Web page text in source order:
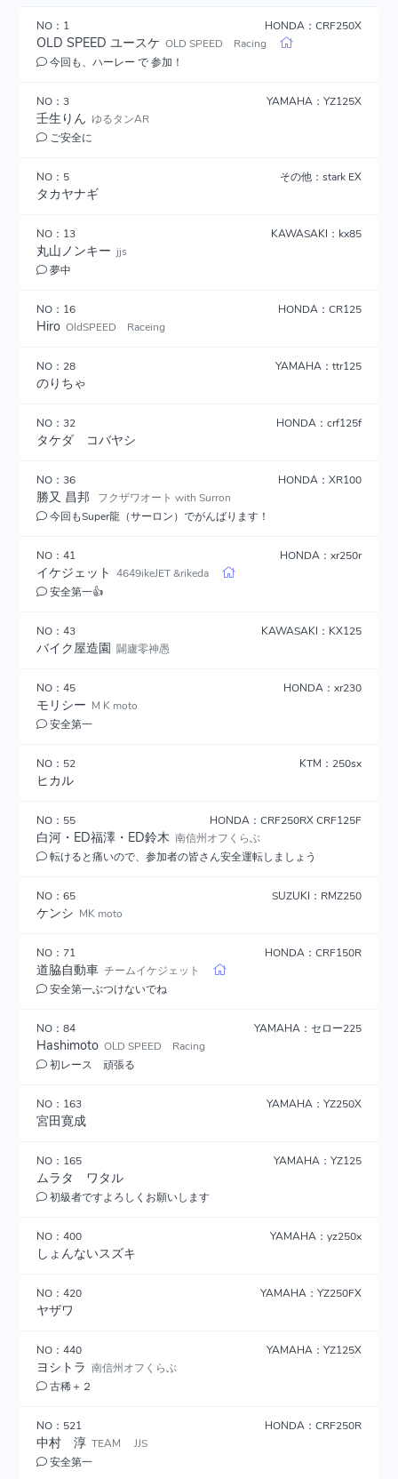
NO：1 HONDA：CRF250X
OLD SPEED ユースケ OLD SPEED Racing
今回も、ハーレー で 参加！
NO：3 YAMAHA：YZ125X
壬生りん ゆるタンAR
ご安全に
NO：5 その他：stark EX
タカヤナギ
NO：13 KAWASAKI：kx85
丸山ノンキー jjs
夢中
NO：16 HONDA：CR125
Hiro OldSPEED Raceing
NO：28 YAMAHA：ttr125
のりちゃ
NO：32 HONDA：crf125f
タケダ コバヤシ
NO：36 HONDA：XR100
勝又 昌邦
フクザワオート with Surron
今回もSuper龍（サーロン）でがんばります！
NO：41 HONDA：xr250r
イケジェット 4649ikeJET &rikeda
安全第一👍
NO：43 KAWASAKI：KX125
バイク屋造園 闢廬零神愚
NO：45 HONDA：xr230
モリシー M K moto
安全第一
NO：52 KTM：250sx
ヒカル
NO：55 HONDA：CRF250RX CRF125F
白河・ED福澤・ED鈴木 南信州オフくらぶ
転けると痛いので、参加者の皆さん安全運転しましょう
NO：65 SUZUKI：RMZ250
ケンシ MK moto
NO：71 HONDA：CRF150R
道脇自動車 チームイケジェット
安全第一ぶつけないでね
NO：84 YAMAHA：セロー225
Hashimoto OLD SPEED Racing
初レース 頑張る
NO：163 YAMAHA：YZ250X
宮田寛成
NO：165 YAMAHA：YZ125
ムラタ ワタル
初級者ですよろしくお願いします
NO：400 YAMAHA：yz250x
しょんないスズキ
NO：420 YAMAHA：YZ250FX
ヤザワ
NO：440 YAMAHA：YZ125X
ヨシトラ 南信州オフくらぶ
古稀＋２
NO：521 HONDA：CRF250R
中村 淳 TEAM JJS
安全第一